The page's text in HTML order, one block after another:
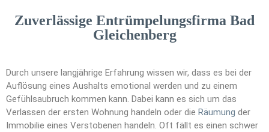
Zuverlässige Entrümpelungsfirma Bad
Gleichenberg
Durch unsere langjährige Erfahrung wissen wir, dass es bei der
Auflösung eines Aushalts emotional werden und zu einem
Gefühlsaubruch kommen kann. Dabei kann es sich um das
Verlassen der ersten Wohnung handeln oder die Räumung der
Immobilie eines Verstobenen handeln. Oft fällt es einen schwer